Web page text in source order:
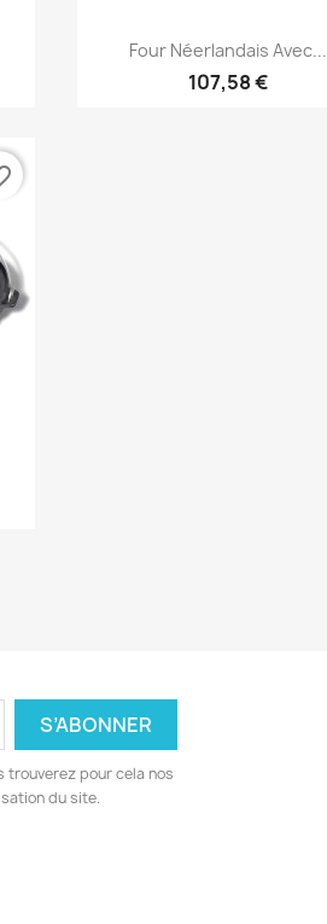
Aperçu rapide
Four Néerlandais Avec...
107,58 €
trouverez pour cela nos
du site.